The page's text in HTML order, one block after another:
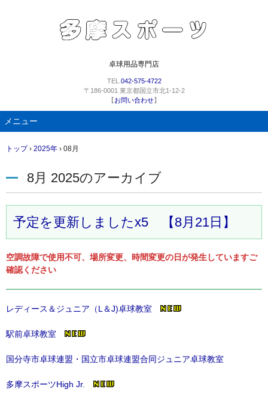
卓球用品専門店
TEL. 042-575-4722
〒186-0001 東京都国立市北1-12-2
【お問い合わせ】
メニュー
ン
ン
ツ
へ
ス
キ
ッ
プ
トップ › 2025年 › 08月
8月 2025のアーカイブ
予定を更新しましたx5 【8月21日】
空調故障で使用不可、場所変更、時間変更の日が発生していますご
確認ください
レディース＆ジュニア（L＆J)卓球教室
駅前卓球教室
国分寺市卓球連盟・国立市卓球連盟合同ジュニア卓球教室
多摩スポーツHigh Jr.